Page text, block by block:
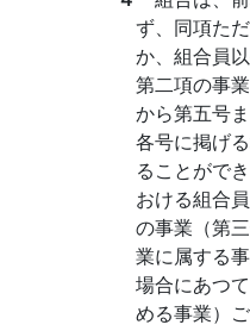
ず、同項た
か、組合員
第二項の事
から第五号
各号に掲げ
ることがで
おける組合
の事業（第
業に属する
場合にあつ
める事業）